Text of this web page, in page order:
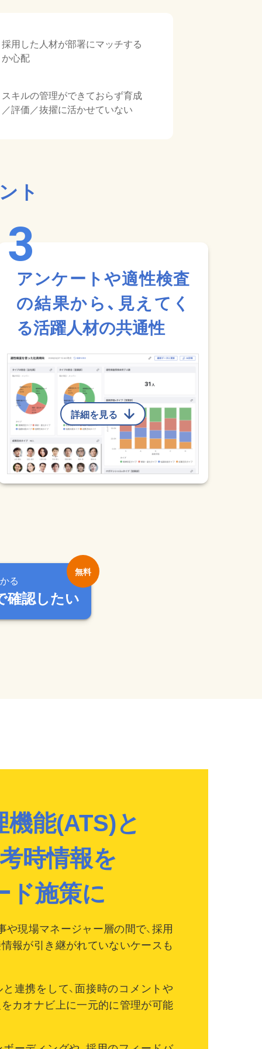
採用した人材が部署にマッチする
か心配
スキルの管理ができておらず育成
／評価／抜擢に活かせていない
ト
アンケートや適性検査
の結果から、見えてく
る活躍人材の共通性
詳細を見る
る
確認したい
能(ATS)と
時情報を
ド施策に
や現場マネージャー層の間で、採用
報が引き継がれていないケースも
連携をして、面接時のコメントや
カオナビ上に一元的に管理が可能